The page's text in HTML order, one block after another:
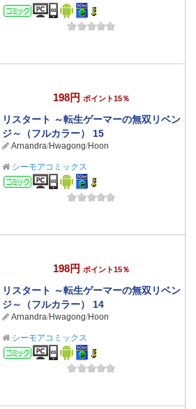
コミック
198円 ポイント15％
リスタート ～転生ゲーマーの無双リベン
ジ～（フルカラー） 15
Arnandra/Hwagong/Hoon
シーモアコミックス
コミック
198円 ポイント15％
リスタート ～転生ゲーマーの無双リベン
ジ～（フルカラー） 14
Arnandra/Hwagong/Hoon
シーモアコミックス
コミック